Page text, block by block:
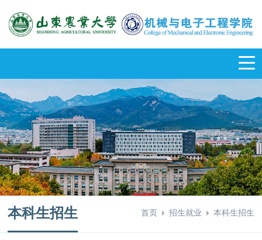
本科生招生 首页 招生就业 本科生招生